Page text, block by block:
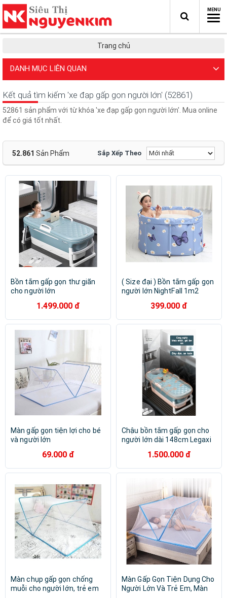
Trang chủ
DANH MỤC LIÊN QUAN
Kết quả tìm kiếm 'xe đạp gấp gọn người lớn' (52861)
52861 sản phẩm với từ khóa 'xe đạp gấp gọn người lớn'. Mua online
để có giá tốt nhất.
52.861 Sản Phẩm Sắp Xếp Theo
Bồn tắm gấp gọn thư giãn
cho người lớn
1.499.000 đ
( Size đại ) Bồn tắm gấp gọn
người lớn NightFall 1m2
399.000 đ
Màn gấp gọn tiện lợi cho bé
và người lớn
69.000 đ
Chậu bồn tắm gấp gọn cho
người lớn dài 148cm Legaxi
1.500.000 đ
Màn chụp gấp gọn chống
muỗi cho người lớn, trẻ em
Màn Gấp Gọn Tiện Dụng Cho
Người Lớn Và Trẻ Em, Màn